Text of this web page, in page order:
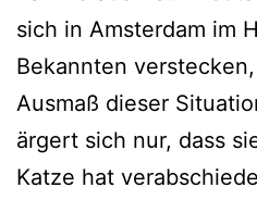
sich in Amsterdam im
Bekannten
Ausmaß dieser
ärgert sich nur, dass
Katze hat